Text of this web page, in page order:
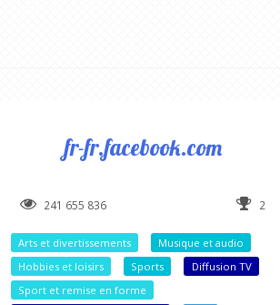
fr-fr.facebook.com
241 655 836 2
Arts et divertissements
Musique et audio
Hobbies et loisirs
Sports
Diffusion TV
Sport et remise en forme